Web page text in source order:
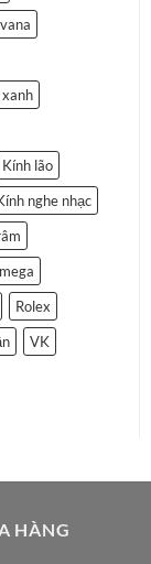
xanh
Kính lão
nghe nhạc
Rolex
VK
HÀNG